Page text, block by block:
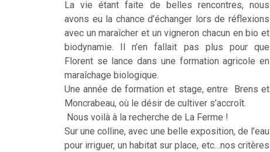
La vie étant faite de belles rencontres, nous
avons eu la chance d’échanger lors de réflexions
avec un maraîcher et un vigneron chacun en bio et
biodynamie. Il n’en fallait pas plus pour que
Florent se lance dans une formation agricole en
maraîchage biologique.
Une année de formation et stage, entre Brens et
Moncrabeau, où le désir de cultiver s’accroît.
Nous voilà à la recherche de La Ferme !
Sur une colline, avec une belle exposition, de l’eau
pour irriguer, un habitat sur place, etc…nos critères